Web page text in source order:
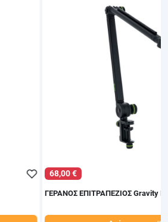
Gravity MS TBA 01 ΒΑΣΗ